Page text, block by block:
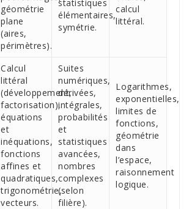
géométrie
plane
(aires,
périmètres).
statistiques
élémentaires,
symétrie.
calcul
littéral.
Calcul
littéral
(développement,
factorisation),
équations
et
inéquations,
fonctions
affines et
quadratiques,
trigonométrie,
vecteurs.
Suites
numériques,
dérivées,
intégrales,
probabilités
et
statistiques
avancées,
nombres
complexes
(selon
filière).
Logarithmes,
exponentielles,
limites de
fonctions,
géométrie
dans
l’espace,
raisonnement
logique.